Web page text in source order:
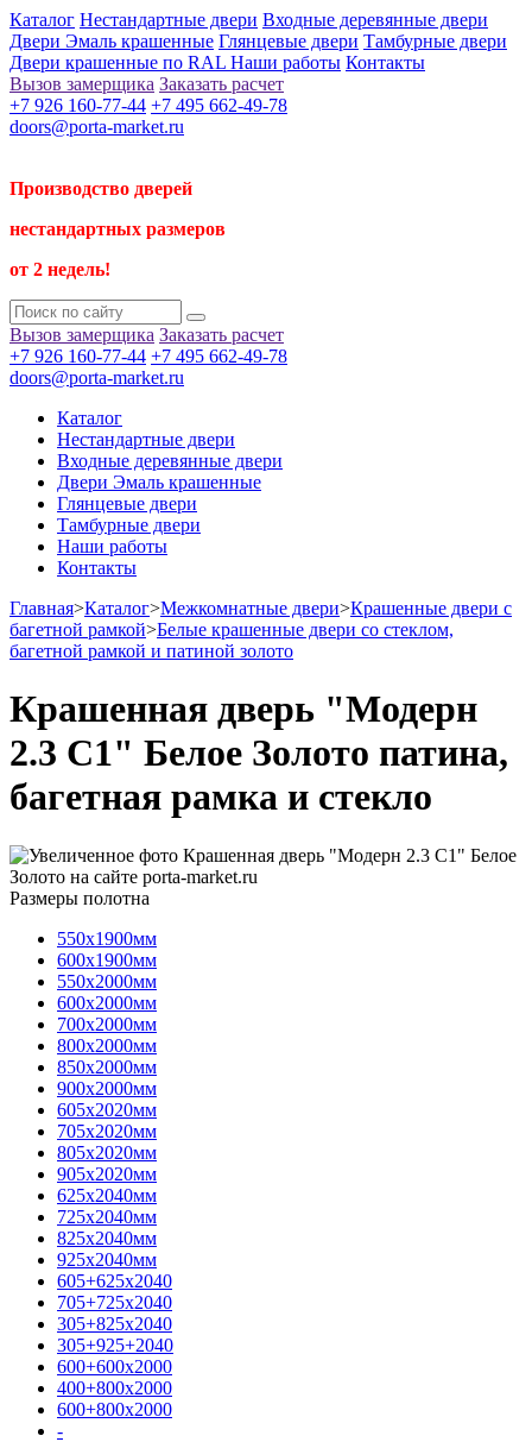
Каталог Нестандартные двери Входные деревянные двери
Двери Эмаль крашенные Глянцевые двери Тамбурные двери
Двери крашенные по RAL Наши работы Контакты
Вызов замерщика Заказать расчет
+7 926 160-77-44 +7 495 662-49-78
doors@porta-market.ru
Производство дверей
нестандартных размеров
от 2 недель!
Вызов замерщика Заказать расчет
+7 926 160-77-44 +7 495 662-49-78
doors@porta-market.ru
Каталог
Нестандартные двери
Входные деревянные двери
Двери Эмаль крашенные
Глянцевые двери
Тамбурные двери
Наши работы
Контакты
Главная>Каталог>Межкомнатные двери>Крашенные двери с
багетной рамкой>Белые крашенные двери со стеклом,
багетной рамкой и патиной золото
Крашенная дверь "Модерн
2.3 С1" Белое Золото патина,
багетная рамка и стекло
Размеры полотна
550х1900мм
600х1900мм
550х2000мм
600х2000мм
700х2000мм
800х2000мм
850х2000мм
900х2000мм
605х2020мм
705х2020мм
805х2020мм
905х2020мм
625х2040мм
725х2040мм
825х2040мм
925х2040мм
605+625х2040
705+725х2040
305+825х2040
305+925+2040
600+600х2000
400+800х2000
600+800х2000
-